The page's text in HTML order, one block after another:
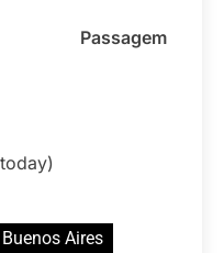
Passagem
Aires